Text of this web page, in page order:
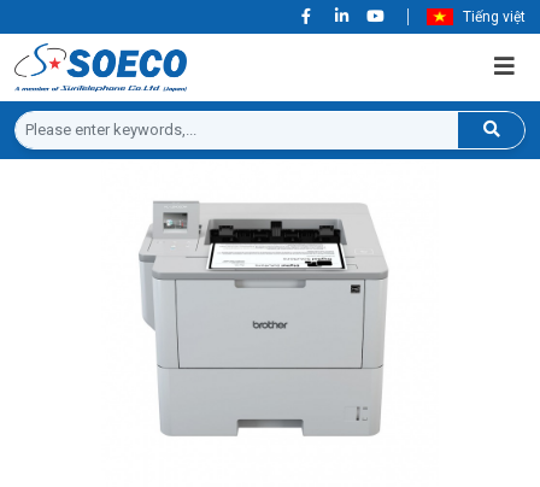
Tiếng việt